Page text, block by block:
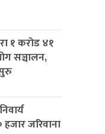
१ करोड ४१
सञ्चालन,
जरिवाना